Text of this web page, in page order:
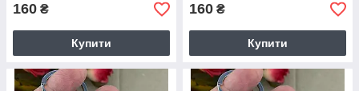
160 ₴
Купити
160 ₴
Купити